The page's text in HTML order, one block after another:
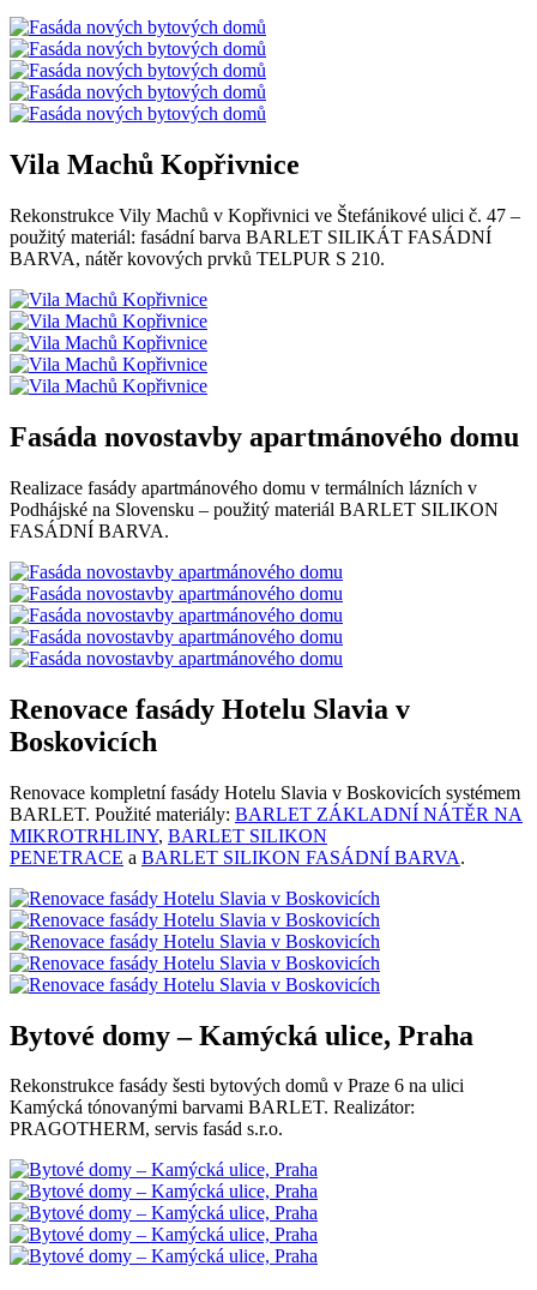
Vila Machů Kopřivnice
Rekonstrukce Vily Machů v Kopřivnici ve Štefánikové ulici č. 47 –
použitý materiál: fasádní barva BARLET SILIKÁT FASÁDNÍ
BARVA, nátěr kovových prvků TELPUR S 210.
Fasáda novostavby apartmánového domu
Realizace fasády apartmánového domu v termálních lázních v
Podhájské na Slovensku – použitý materiál BARLET SILIKON
FASÁDNÍ BARVA.
Renovace fasády Hotelu Slavia v
Boskovicích
Renovace kompletní fasády Hotelu Slavia v Boskovicích systémem
BARLET. Použité materiály: BARLET ZÁKLADNÍ NÁTĚR NA
MIKROTRHLINY, BARLET SILIKON
PENETRACE a BARLET SILIKON FASÁDNÍ BARVA.
Bytové domy – Kamýcká ulice, Praha
Rekonstrukce fasády šesti bytových domů v Praze 6 na ulici
Kamýcká tónovanými barvami BARLET. Realizátor:
PRAGOTHERM, servis fasád s.r.o.